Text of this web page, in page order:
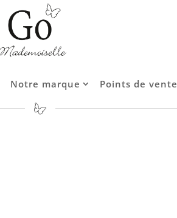
Notre marque Points de vente